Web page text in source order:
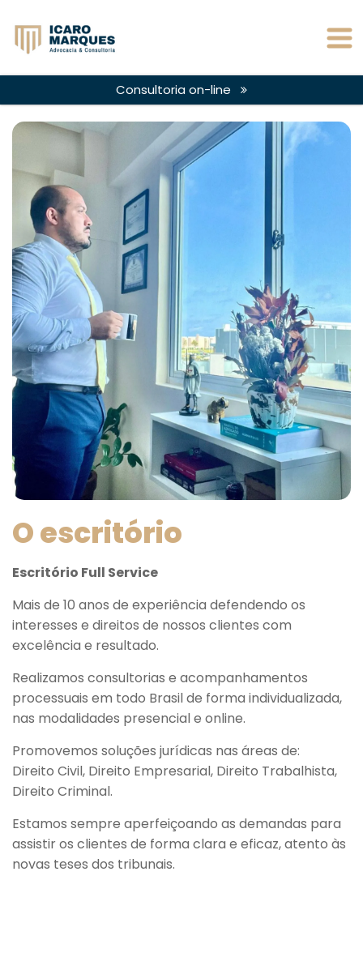
Consultoria on-line
O escritório
Escritório Full Service
Mais de 10 anos de experiência defendendo os
interesses e direitos de nossos clientes com
excelência e resultado.
Realizamos consultorias e acompanhamentos
processuais em todo Brasil de forma individualizada,
nas modalidades presencial e online.
Promovemos soluções jurídicas nas áreas de:
Direito Civil, Direito Empresarial, Direito Trabalhista,
Direito Criminal.
Estamos sempre aperfeiçoando as demandas para
assistir os clientes de forma clara e eficaz, atento às
novas teses dos tribunais.